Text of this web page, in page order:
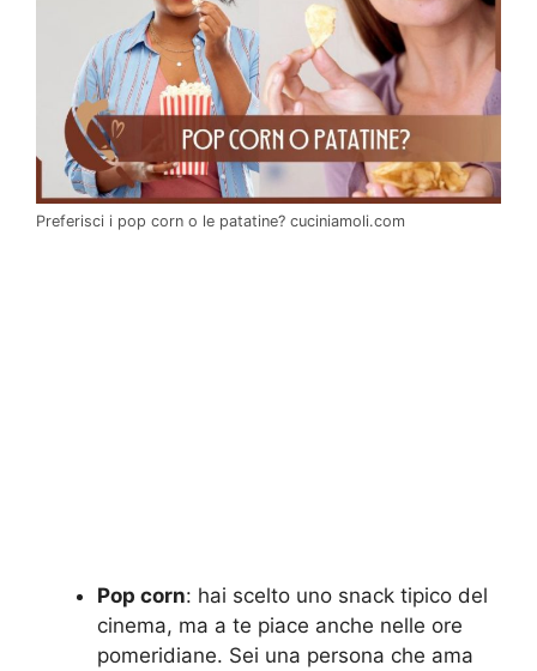
Preferisci i pop corn o le patatine? cuciniamoli.com
Pop corn: hai scelto uno snack tipico del
cinema, ma a te piace anche nelle ore
pomeridiane. Sei una persona che ama